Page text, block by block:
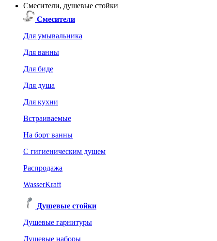
Смесители, душевые стойки
Смесители
Для умывальника
Для ванны
Для биде
Для душа
Для кухни
Встраиваемые
На борт ванны
C гигиеническим душем
Распродажа
WasserKraft
Душевые стойки
Душевые гарнитуры
Душевые наборы